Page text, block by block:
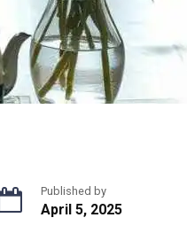
Published by
April 5, 2025